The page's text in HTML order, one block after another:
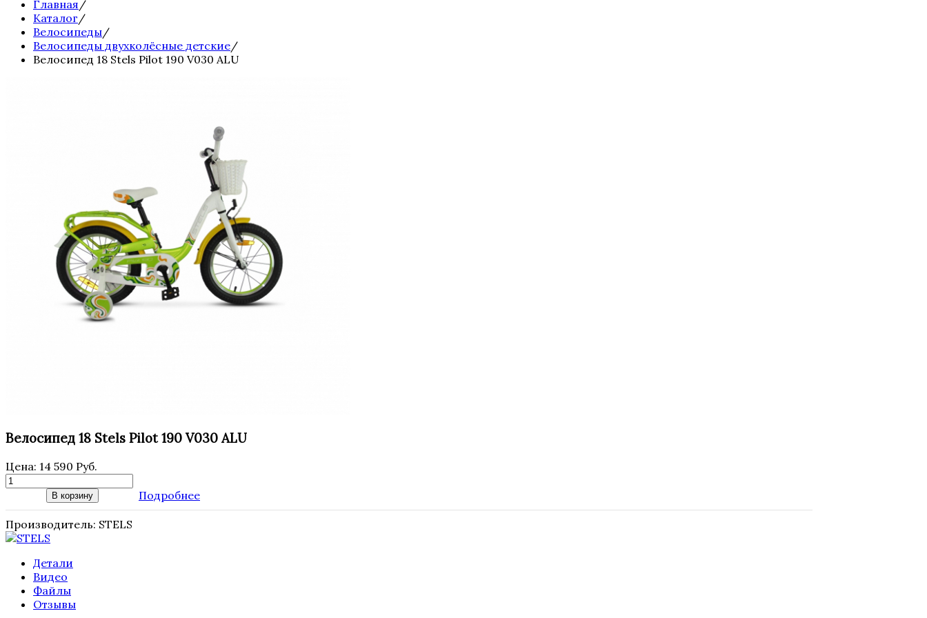
Главная /
Каталог /
Велосипеды/
Велосипеды двухколёсные детские/
Велосипед 18 Stels Pilot 190 V030 ALU
Велосипед 18 Stels Pilot 190 V030 ALU
Цена: 14 590 Руб.
В корзину Подробнее
Производитель: STELS
Детали
Видео
Файлы
Отзывы